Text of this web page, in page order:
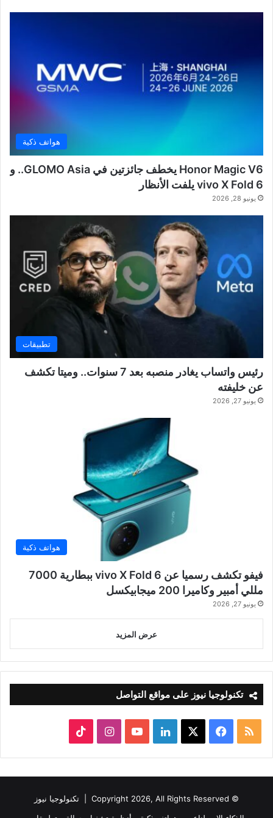
هواتف ذكية
Honor Magic V6 يخطف جائزتين في GLOMO Asia.. و
vivo X Fold 6 يلفت الأنظار
يونيو 28, 2026
تطبيقات
رئيس واتساب يغادر منصبه بعد 7 سنوات.. وميتا تكشف
عن خليفته
يونيو 27, 2026
هواتف ذكية
فيفو تكشف رسميا عن vivo X Fold 6 ببطارية 7000
مللي أمبير وكاميرا 200 ميجابيكسل
يونيو 27, 2026
عرض المزيد
تكنولوجيا نيوز على مواقع التواصل
ملخص
الموقع
RSS
فيسبوك لينكدإن‫YouTubeانستقرام
© Copyright 2026, All Rights Reserved |
تكنولوجيا نيوز